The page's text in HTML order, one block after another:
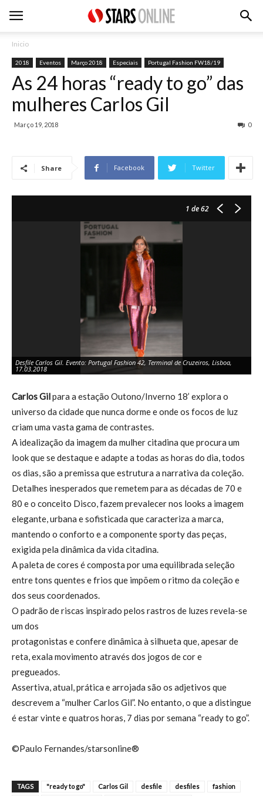
Inicio
2018 Eventos Março 2018 Especiais Portugal Fashion FW18/19
As 24 horas “ready to go” das
mulheres Carlos Gil
Março 19, 2018 0
Share Facebook Twitter
1 de 62
Desfile Carlos Gil. Evento: Portugal Fashion 42, Terminal de Cruzeiros, Lisboa,
17.03.2018
Carlos Gilpara a estação Outono/Inverno 18’ explora o
universo da cidade que nunca dorme e onde os focos de luz
criam uma vasta gama de contrastes.
A idealização da imagem da mulher citadina que procura um
look que se destaque e adapte a todas as horas do dia, todos
os dias, são a premissa que estrutura a narrativa da coleção.
Detalhes inesperados que remetem para as décadas de 70 e
80 e o conceito Disco, fazem prevalecer nos looks a imagem
elegante, urbana e sofisticada que caracteriza a marca,
mantendo o conforto e a componente sporty das peças,
exigida pela dinâmica da vida citadina.
A paleta de cores é composta por uma equilibrada seleção
entre tons quentes e frios que impõem o ritmo da coleção e
dos seus coordenados.
O padrão de riscas inspirado pelos rastros de luzes revela-se
um dos
protagonistas e confere dinâmica à silhueta que, apesar de
reta, exala movimento através dos jogos de cor e
pregueados.
Assertiva, atual, prática e arrojada são os adjetivos que
descrevem a “mulher Carlos Gil”. No entanto, o que a distingue
é estar vinte e quatros horas, 7 dias por semana “ready to go”.
©Paulo Fernandes/starsonline®
TAGS "ready to go" Carlos Gil desfile desfiles
fashion